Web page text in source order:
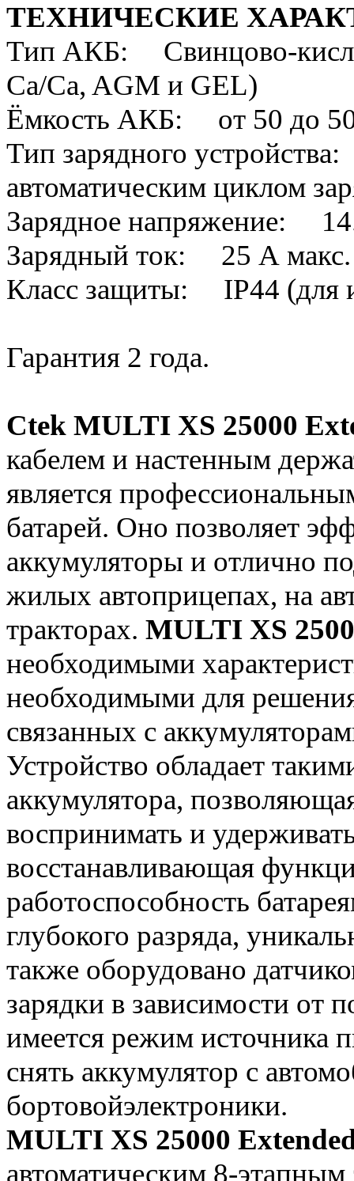
ТЕХНИЧЕСКИЕ
Тип АКБ: Свинцово-
Ca/Ca, AGM и GEL)
Ёмкость АКБ: от 50 до
Тип зарядного
автоматическим циклом
Зарядное напряжение:
Зарядный ток: 25 А макс.
Класс защиты: IP44 (для
Гарантия 2 года.
Ctek MULTI XS 25000
кабелем и настенным
является
батарей. Оно позволяет
аккумуляторы и отлично
жилых автоприцепах, на
тракторах. MULTI XS
необходимыми
необходимыми для
связанных с
Устройство обладает
аккумулятора,
воспринимать и
восстанавливающая
работоспособность
глубокого разряда,
также оборудовано
зарядки в зависимости от
имеется режим источника
снять аккумулятор с
бортовойэлектроники.
MULTI XS 25000
автоматическим 8-